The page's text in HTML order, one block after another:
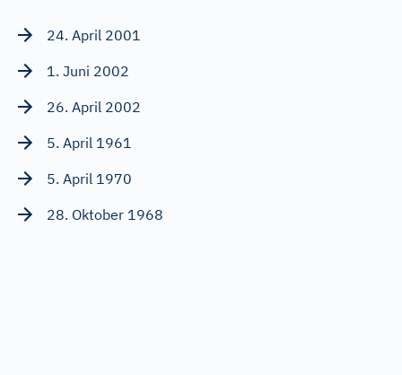
24. April 2001
1. Juni 2002
26. April 2002
5. April 1961
5. April 1970
28. Oktober 1968